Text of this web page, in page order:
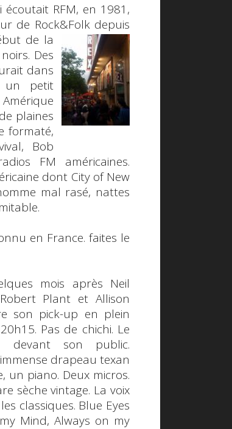
écoutait RFM, en 1981,
de Rock&Folkdepuis
de la
Des
dans
un petit
plaines
formaté,
, Bob
FM américaines.
dont City of New
mal rasé, nattes
en France. faites le
mois après Neil
Robert Plant etAllison
son pick-up en plein
20h15. Pas de chichi. Le
devant son public.
drapeau texan
un piano. Deux micros.
sèche vintage. La voix
classiques. Blue Eyes
Mind,Always on my